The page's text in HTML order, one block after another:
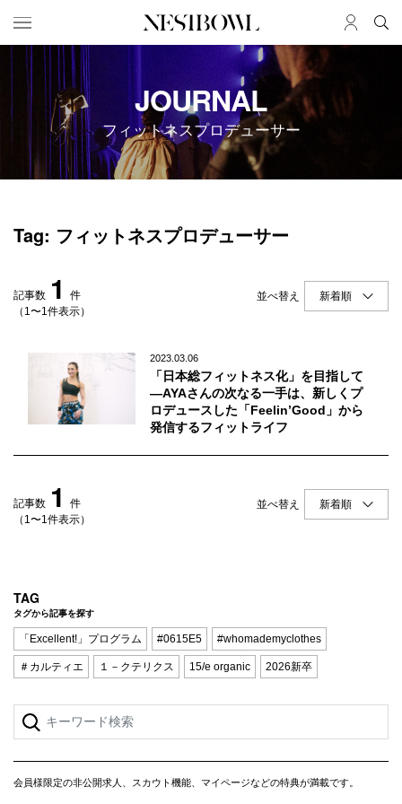
HOME
求人検索
新着求人
ブランド一覧
インタビュー
ニュース＆イベント
データ
コラボ募集一覧
SERVICE
初めての方へ
企業担当の方へ
ログイン
会員登録
JOURNAL
フィットネスプロデューサー
Tag: フィットネスプロデューサー
記事数 1
件
（1〜1件表示）
並べ替え
2023.03.06
「日本総フィットネス化」を目指して
—AYAさんの次なる一手は、新しくプ
ロデュースした「Feelin’Good」から
発信するフィットライフ
記事数 1
件
（1〜1件表示）
並べ替え
TAG
タグから記事を探す
「Excellent!」プログラム #0615E5 #whomademyclothes
＃カルティエ １－クテリクス 15/e organic 2026新卒
会員様限定の非公開求人、スカウト機能、マイページなどの特典が満載です。